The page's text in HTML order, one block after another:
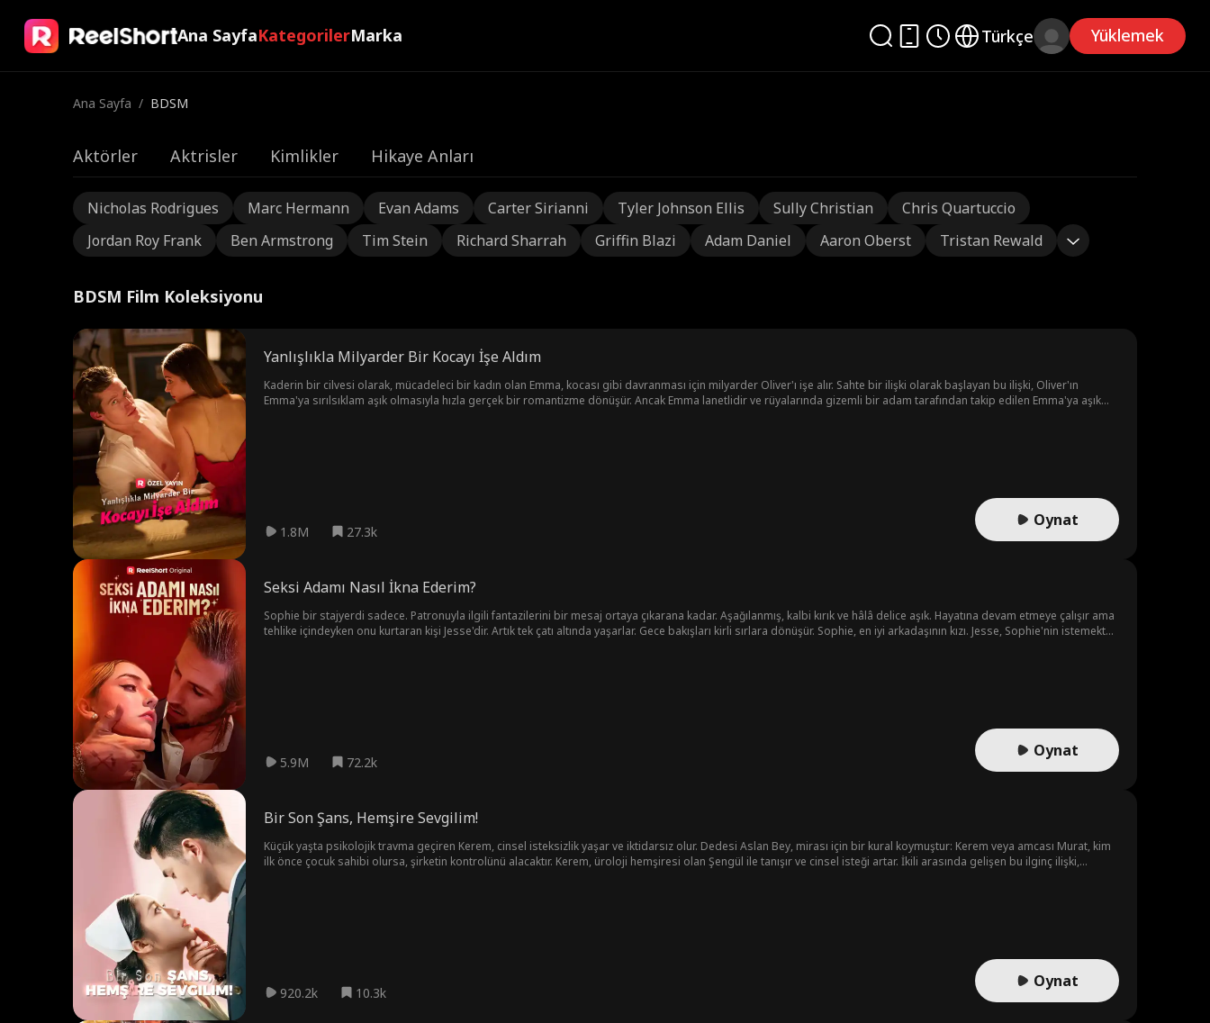
Ana SayfaKategorilerMarka Türkçe Yüklemek
Ana Sayfa / BDSM
Aktörler Aktrisler Kimlikler Hikaye Anları
Nicholas Rodrigues Marc Hermann Evan Adams Carter Sirianni Tyler Johnson Ellis Sully Christian
Chris Quartuccio
Jordan Roy Frank
Ben Armstrong Tim Stein Richard Sharrah Griffin Blazi Adam Daniel Aaron Oberst Tristan Rewald
BDSM Film Koleksiyonu
Yanlışlıkla Milyarder Bir Kocayı İşe Aldım
Kaderin bir cilvesi olarak, mücadeleci bir kadın olan Emma, ​​kocası gibi davranması için milyarder Oliver'ı işe alır. Sahte bir ilişki olarak başlayan bu ilişki, Oliver'ın
Emma'ya sırılsıklam aşık olmasıyla hızla gerçek bir romantizme dönüşür. Ancak Emma lanetlidir ve rüyalarında gizemli bir adam tarafından takip edilen Emma'ya aşık
1.8M 27.3k
Oynat
Seksi Adamı Nasıl İkna Ederim?
Sophie bir stajyerdi sadece. Patronuyla ilgili fantazilerini bir mesaj ortaya çıkarana kadar. Aşağılanmış, kalbi kırık ve hâlâ delice aşık. Hayatına devam etmeye çalışır ama
tehlike içindeyken onu kurtaran kişi Jesse'dir. Artık tek çatı altında yaşarlar. Gece bakışları kirli sırlara dönüşür. Sophie, en iyi arkadaşının kızı. Jesse, Sophie'nin istemekten
5.9M 72.2k
Oynat
Bir Son Şans, Hemşire Sevgilim!
Küçük yaşta psikolojik travma geçiren Kerem, cinsel isteksizlik yaşar ve iktidarsız olur. Dedesi Aslan Bey, mirası için bir kural koymuştur: Kerem veya amcası Murat, kim
ilk önce çocuk sahibi olursa, şirketin kontrolünü alacaktır. Kerem, üroloji hemşiresi olan Şengül ile tanışır ve cinsel isteği artar. İkili arasında gelişen bu ilginç ilişki,
920.2k 10.3k
Oynat